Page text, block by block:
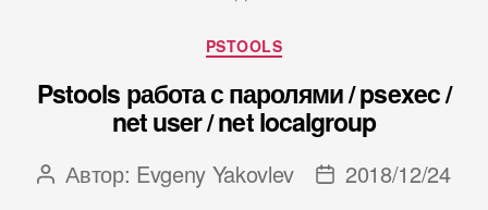
Рубрики
PSTOOLS
Pstools работа с паролями / psexec /
net user / net localgroup
Автор
Автор: Evgeny Yakovlev
Дата2018/12/24